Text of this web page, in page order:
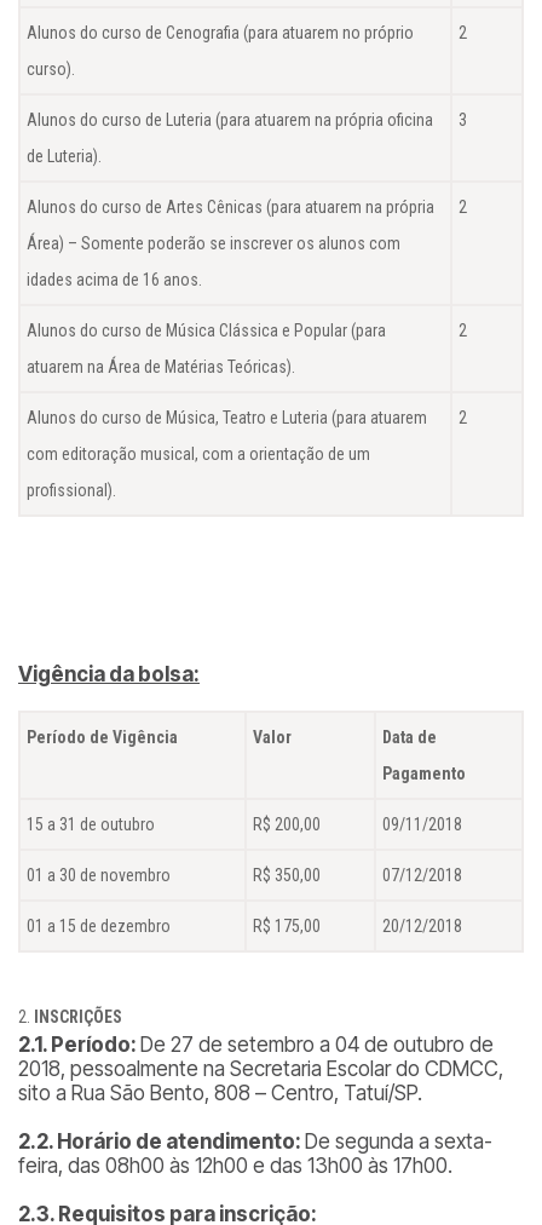
Alunos do curso de Cenografia (para atuarem no próprio
curso).
2
Alunos do curso de Luteria (para atuarem na própria oficina
de Luteria).
3
Alunos do curso de Artes Cênicas (para atuarem na própria
Área) – Somente poderão se inscrever os alunos com
idades acima de 16 anos.
2
Alunos do curso de Música Clássica e Popular (para
atuarem na Área de Matérias Teóricas).
2
Alunos do curso de Música, Teatro e Luteria (para atuarem
com editoração musical, com a orientação de um
profissional).
2
Vigência da bolsa:
Período de Vigência Valor
Data de
Pagamento
15 a 31 de outubro R$ 200,00 09/11/2018
01 a 30 de novembro R$ 350,00 07/12/2018
01 a 15 de dezembro R$ 175,00 20/12/2018
INSCRIÇÕES
2.1. Período: De 27 de setembro a 04 de outubro de
2018, pessoalmente na Secretaria Escolar do CDMCC,
sito a Rua São Bento, 808 – Centro, Tatuí/SP.
2.2. Horário de atendimento: De segunda a sexta-
feira, das 08h00 às 12h00 e das 13h00 às 17h00.
2.3. Requisitos para inscrição: